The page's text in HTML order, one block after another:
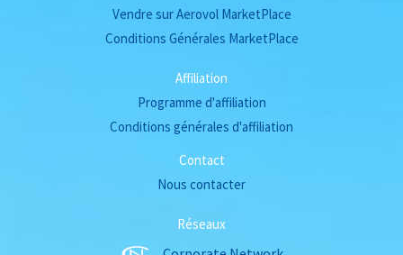
Vendre sur Aerovol MarketPlace
Conditions Générales MarketPlace
Affiliation
Programme d'affiliation
Conditions générales d'affiliation
Contact
Nous contacter
Réseaux